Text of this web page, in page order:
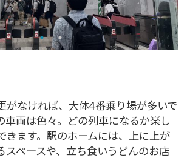
がなければ、大体4番乗り場が多いで
車両は色々。どの列車になるか楽し
きます。駅のホームには、上に上が
スペースや、立ち食いうどんのお店